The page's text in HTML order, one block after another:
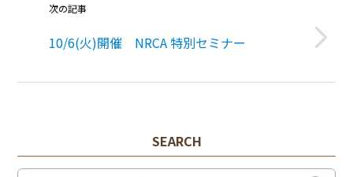
次の記事
10/6(火)開催 NRCA 特別セミナー
SEARCH